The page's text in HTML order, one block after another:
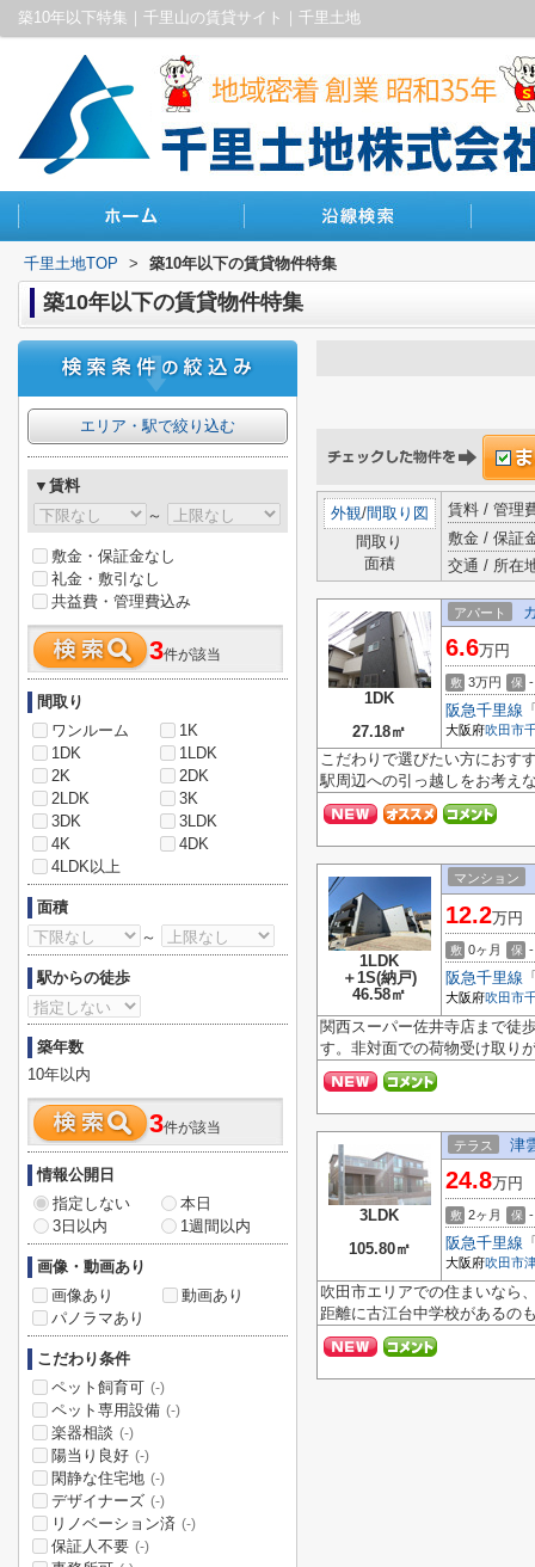
築10年以下特集｜千里山の賃貸サイト｜千里土地
千里土地TOP > 築10年以下の賃貸物件特集
築10年以下の賃貸物件特集
外観/間取り図
間取り
面積
賃料 / 管理
敷金 / 保証
交通 / 所在
1DK
27.18㎡
アパート
6.6万円
敷 3万円 保 -
阪急千里線
大阪府吹田市
こだわりで選びたい方におす
駅周辺への引っ越しをお考え
1LDK
＋1S(納戸)
46.58㎡
マンション
12.2万円
敷 0ヶ月 保 -
阪急千里線
大阪府吹田市
関西スーパー佐井寺店まで徒
す。非対面での荷物受け取り
3LDK
105.80㎡
テラス 津
24.8万円
敷 2ヶ月 保 -
阪急千里線
大阪府吹田市
吹田市エリアでの住まいなら
距離に古江台中学校があるの
エリア・駅で絞り込む
▼賃料
～
敷金・保証金なし
礼金・敷引なし
共益費・管理費込み
3件が該当
間取り
ワンルーム
1K
1DK
1LDK
2K
2DK
2LDK
3K
3DK
3LDK
4K
4DK
4LDK以上
面積
～
駅からの徒歩
築年数
10年以内
3件が該当
情報公開日
指定しない
本日
3日以内
1週間以内
画像・動画あり
画像あり
動画あり
パノラマあり
こだわり条件
ペット飼育可 (-)
ペット専用設備 (-)
楽器相談 (-)
陽当り良好 (-)
閑静な住宅地 (-)
デザイナーズ (-)
リノベーション済 (-)
保証人不要 (-)